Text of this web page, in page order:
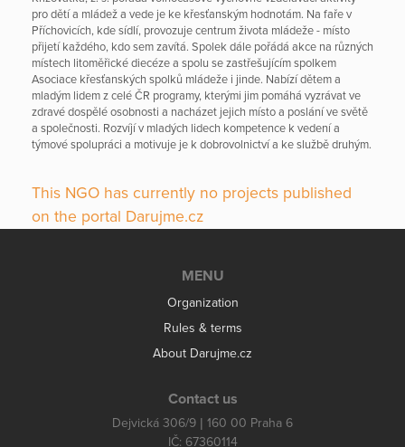
pro dětí a mládež a vede je ke křesťanským hodnotám. Na faře v
Příchovicích, kde sídlí, provozuje centrum života mládeže - místo
přijetí každého, kdo sem zavítá. Spolek dále pořádá akce na různých
místech litoměřické diecéze a spolu se zastřešujícím spolkem
Asociace křesťanských spolků mládeže i jinde. Nabízí dětem a
mladým lidem z celé ČR programy, kterými jim pomáhá vyzrávat ve
zdravé dospělé osobnosti a nacházet jejich místo a poslání ve světě
a společnosti. Rozvíjí v mladých lidech kompetence k vedení a
týmové spolupráci a motivuje je k dobrovolnictví a ke službě druhým.
This NGO has currently no projects published
on the portal Darujme.cz
MENU
Organization
Rules & terms
About Darujme.cz
Contact us
Dejvická 306/9 | 160 00 Praha 6
IČ: 67360114